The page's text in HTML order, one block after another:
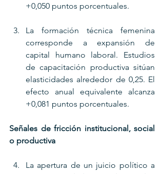
+0,050 puntos porcentuales.
La formación técnica femenina
corresponde a expansión de
capital humano laboral. Estudios
de capacitación productiva sitúan
elasticidades alrededor de 0,25. El
efecto anual equivalente alcanza
+0,081 puntos porcentuales.
Señales de fricción institucional, social
o productiva
La apertura de un juicio político a